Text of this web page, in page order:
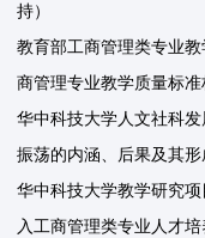
持）
教育部工商管理类专业
商管理专业教学质量标准
华中科技大学人文社科
振荡的内涵、后果及其形
华中科技大学教学研究
入工商管理类专业人才